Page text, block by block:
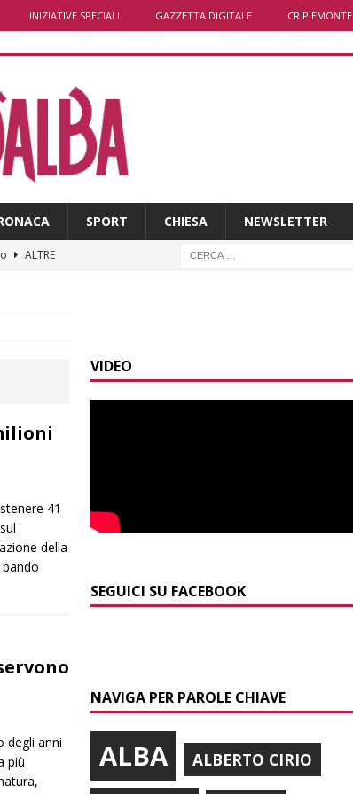
INIZIATIVE SPECIALI GAZZETTA DIGITALE CR PIEMONTE
SPORT CHIESA NEWSLETTER
ALTRE
per
41
della
degli anni
più
VIDEO
SEGUICI SU FACEBOOK
NAVIGA PER PAROLE CHIAVE
ALBA ALBERTO CIRIO